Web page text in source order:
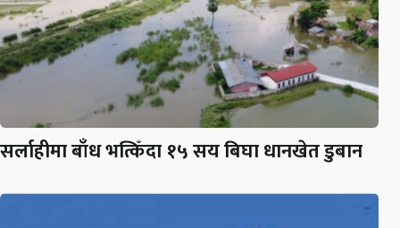
सर्लाहीमा बाँध भत्किँदा १५ सय बिघा धानखेत डुबान